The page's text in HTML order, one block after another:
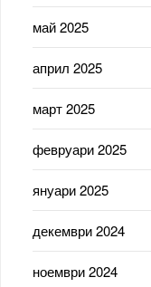
май 2025
април 2025
март 2025
февруари 2025
януари 2025
декември 2024
ноември 2024